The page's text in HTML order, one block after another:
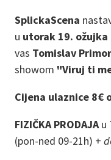
SplickaScena
u utorak 19. ožujka
vas Tomislav
showom "Viruj ti
Cijena ulaznice 8€
FIZIČKA PRODAJAu
(pon-ned 09-21h) +